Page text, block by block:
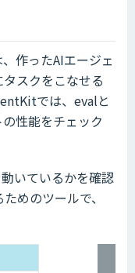
作ったAIエージェ
スクをこなせる
では、evalと
性能をチェック
いているかを確認
めのツールで、